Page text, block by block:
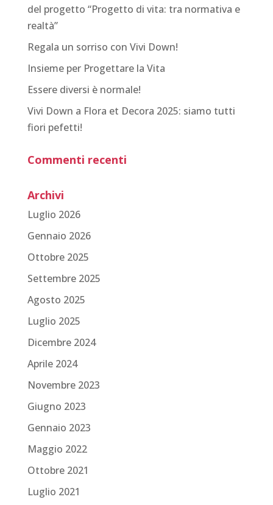
del progetto “Progetto di vita: tra normativa e
realtà”
Regala un sorriso con Vivi Down!
Insieme per Progettare la Vita
Essere diversi è normale!
Vivi Down a Flora et Decora 2025: siamo tutti
fiori pefetti!
Commenti recenti
Archivi
Luglio 2026
Gennaio 2026
Ottobre 2025
Settembre 2025
Agosto 2025
Luglio 2025
Dicembre 2024
Aprile 2024
Novembre 2023
Giugno 2023
Gennaio 2023
Maggio 2022
Ottobre 2021
Luglio 2021